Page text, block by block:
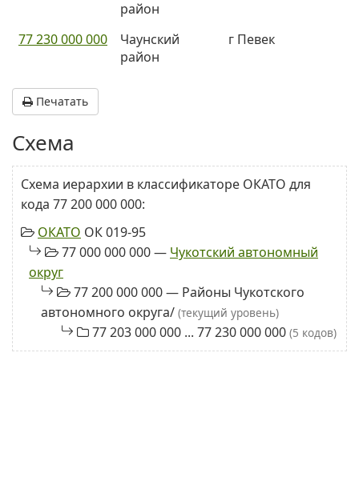
район
77 230 000 000
Чаунский
район
г Певек
Печатать
Схема
Схема иерархии в классификаторе ОКАТО для
кода 77 200 000 000:
ОКАТО ОК 019-95
77 000 000 000 — Чукотский автономный
округ
77 200 000 000 — Районы Чукотского
автономного округа/ (текущий уровень)
77 203 000 000 ... 77 230 000 000 (5 кодов)